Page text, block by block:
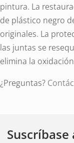
pintura. La
de plástico negro
originales. La
las juntas se
elimina la
¿Preguntas?